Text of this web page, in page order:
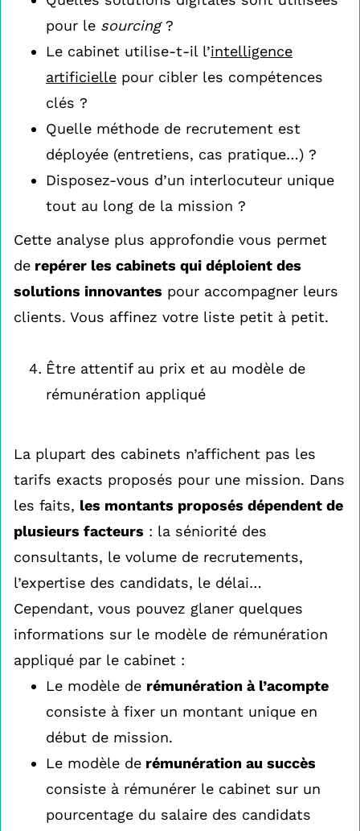
pour le sourcing?
Le cabinet utilise-t-il l’intelligence
artificielle pour cibler les compétences
clés ?
Quelle méthode de recrutement est
déployée (entretiens, cas pratique…) ?
Disposez-vous d’un interlocuteur unique
tout au long de la mission ?
Cette analyse plus approfondie vous permet
de repérer les cabinets qui déploient des
solutions innovantes pour accompagner leurs
clients. Vous affinez votre liste petit à petit.
Être attentif au prix et au modèle de
rémunération appliqué
La plupart des cabinets n’affichent pas les
tarifs exacts proposés pour une mission. Dans
les faits, les montants proposés dépendent de
plusieurs facteurs : la séniorité des
consultants, le volume de recrutements,
l’expertise des candidats, le délai…
Cependant, vous pouvez glaner quelques
informations sur le modèle de rémunération
appliqué par le cabinet :
Le modèle de rémunération à l’acompte
consiste à fixer un montant unique en
début de mission.
Le modèle de rémunération au succès
consiste à rémunérer le cabinet sur un
pourcentage du salaire des candidats